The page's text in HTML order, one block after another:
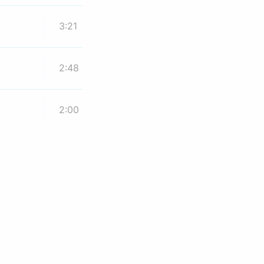
3:21
2:48
2:00